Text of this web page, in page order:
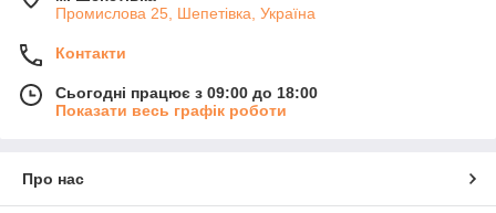
Промислова 25, Шепетівка, Україна
Контакти
Сьогодні працює з 09:00 до 18:00
Показати весь графік роботи
Про нас